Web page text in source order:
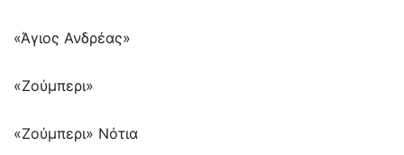
«Άγιος Ανδρέας»
«Ζούμπερι»
«Ζούμπερι» Νότια